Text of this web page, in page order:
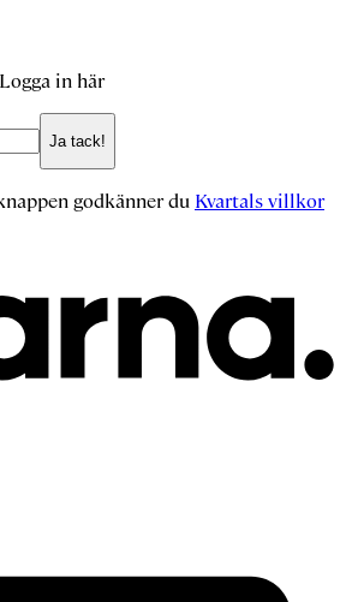
Logga in här
Ja tack!
godkänner du Kvartals villkor